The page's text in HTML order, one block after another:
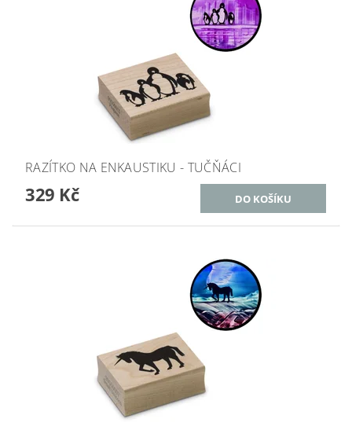
RAZÍTKO NA ENKAUSTIKU - TUČŇÁCI
329 Kč